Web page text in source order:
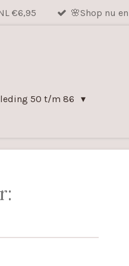
€6,95 🌸Shop nu
50 t/m 86